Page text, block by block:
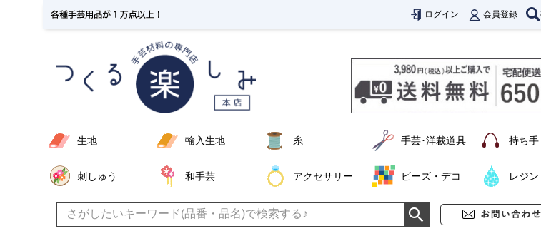
ログイン 会員登録
生地 輸入生地 糸 手芸･洋裁道具 持ち
刺しゅう 和手芸 アクセサリー ビーズ・デコ レジン